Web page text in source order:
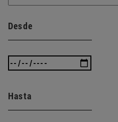
Desde
Hasta